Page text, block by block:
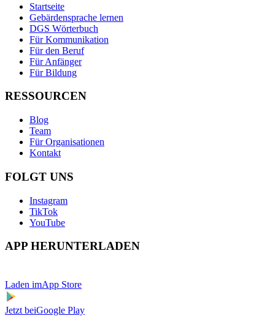
Startseite
Gebärdensprache lernen
DGS Wörterbuch
Für Kommunikation
Für den Beruf
Für Anfänger
Für Bildung
RESSOURCEN
Blog
Team
Für Organisationen
Kontakt
FOLGT UNS
Instagram
TikTok
YouTube
APP HERUNTERLADEN
Laden imApp Store
Jetzt beiGoogle Play